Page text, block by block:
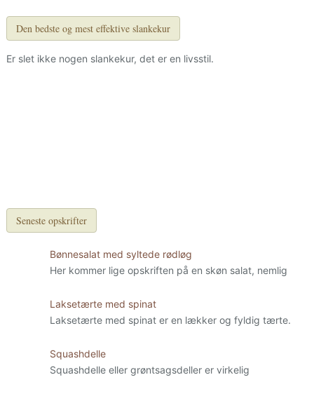
Den bedste og mest effektive slankekur
Er slet ikke nogen slankekur, det er en livsstil.
Seneste opskrifter
Bønnesalat med syltede rødløg
Her kommer lige opskriften på en skøn salat, nemlig
Laksetærte med spinat
Laksetærte med spinat er en lækker og fyldig tærte.
Squashdelle
Squashdelle eller grøntsagsdeller er virkelig